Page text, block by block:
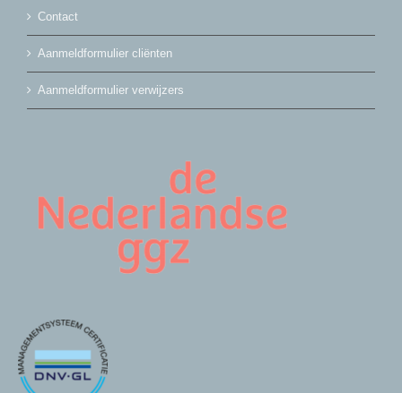
Contact
Aanmeldformulier cliënten
Aanmeldformulier verwijzers